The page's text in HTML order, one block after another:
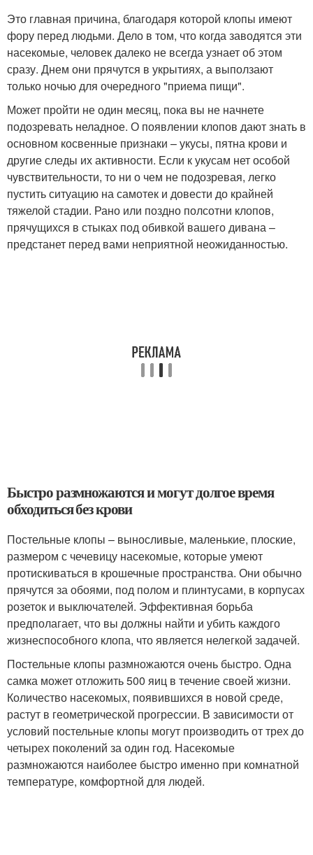
Это главная причина, благодаря которой клопы имеют
фору перед людьми. Дело в том, что когда заводятся эти
насекомые, человек далеко не всегда узнает об этом
сразу. Днем они прячутся в укрытиях, а выползают
только ночью для очередного "приема пищи".
Может пройти не один месяц, пока вы не начнете
подозревать неладное. О появлении клопов дают знать в
основном косвенные признаки – укусы, пятна крови и
другие следы их активности. Если к укусам нет особой
чувствительности, то ни о чем не подозревая, легко
пустить ситуацию на самотек и довести до крайней
тяжелой стадии. Рано или поздно полсотни клопов,
прячущихся в стыках под обивкой вашего дивана –
предстанет перед вами неприятной неожиданностью.
Быстро размножаются и могут долгое время
обходиться без крови
Постельные клопы – выносливые, маленькие, плоские,
размером с чечевицу насекомые, которые умеют
протискиваться в крошечные пространства. Они обычно
прячутся за обоями, под полом и плинтусами, в корпусах
розеток и выключателей. Эффективная борьба
предполагает, что вы должны найти и убить каждого
жизнеспособного клопа, что является нелегкой задачей.
Постельные клопы размножаются очень быстро. Одна
самка может отложить 500 яиц в течение своей жизни.
Количество насекомых, появившихся в новой среде,
растут в геометрической прогрессии. В зависимости от
условий постельные клопы могут производить от трех до
четырех поколений за один год. Насекомые
размножаются наиболее быстро именно при комнатной
температуре, комфортной для людей.